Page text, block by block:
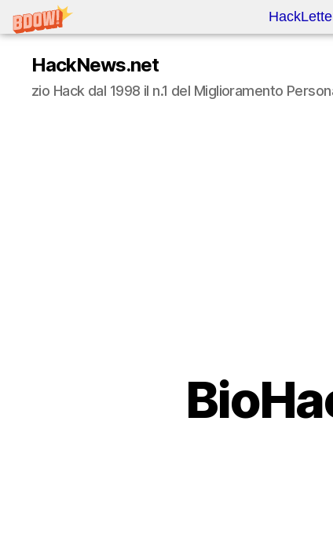
HackNews.net
zio Hack dal 1998 il n.1 del Miglioramento